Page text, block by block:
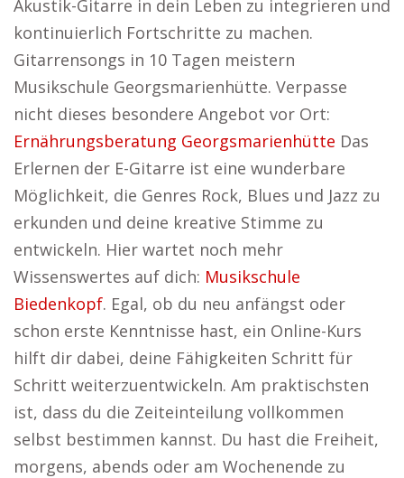
Akustik-Gitarre in dein Leben zu integrieren und
kontinuierlich Fortschritte zu machen.
Gitarrensongs in 10 Tagen meistern
Musikschule Georgsmarienhütte. Verpasse
nicht dieses besondere Angebot vor Ort:
Ernährungsberatung Georgsmarienhütte Das
Erlernen der E-Gitarre ist eine wunderbare
Möglichkeit, die Genres Rock, Blues und Jazz zu
erkunden und deine kreative Stimme zu
entwickeln. Hier wartet noch mehr
Wissenswertes auf dich: Musikschule
Biedenkopf. Egal, ob du neu anfängst oder
schon erste Kenntnisse hast, ein Online-Kurs
hilft dir dabei, deine Fähigkeiten Schritt für
Schritt weiterzuentwickeln. Am praktischsten
ist, dass du die Zeiteinteilung vollkommen
selbst bestimmen kannst. Du hast die Freiheit,
morgens, abends oder am Wochenende zu